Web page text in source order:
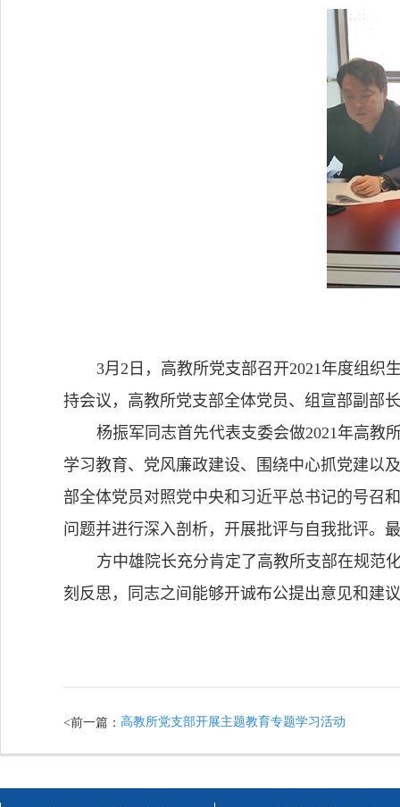
3月2 日，高教所党支部召开2021年度组织
持会议，高教所党支部全体党员、组宣部副部
杨振军同志首先代表支委会做2021年高教
学习教育、党风廉政建设、围绕中心抓党建以
部全体党员对照党中央和习近平总书记的号召
问题并进行深入剖析，开展批评与自我批评。
方中雄院长充分肯定了高教所支部在规范
刻反思，同志之间能够开诚布公提出意见和建
<前一篇： 高教所党支部开展主题教育专题学习活动